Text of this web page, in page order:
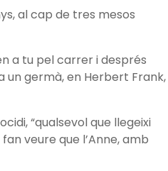
al cap de tres mesos
a tu pel carrer i després
un germà, en Herbert Frank,
“qualsevol que llegeixi
veure que l’Anne, amb